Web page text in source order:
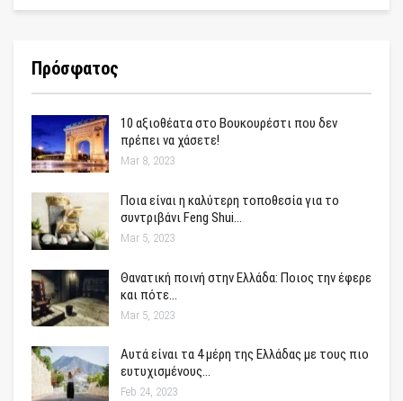
Πρόσφατος
10 αξιοθέατα στο Βουκουρέστι που δεν
πρέπει να χάσετε!
Mar 8, 2023
Ποια είναι η καλύτερη τοποθεσία για το
συντριβάνι Feng Shui…
Mar 5, 2023
Θανατική ποινή στην Ελλάδα: Ποιος την έφερε
και πότε…
Mar 5, 2023
Αυτά είναι τα 4 μέρη της Ελλάδας με τους πιο
ευτυχισμένους…
Feb 24, 2023